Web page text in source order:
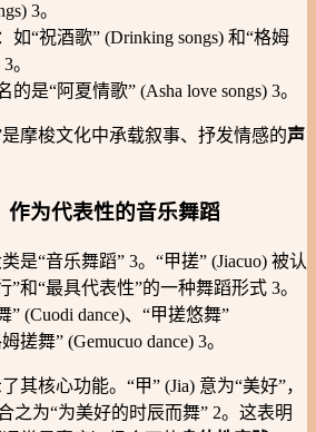
3。
：如“祝酒歌” (Drinking songs) 和“格姆
。
的是“阿夏情歌” (Asha love songs) 3。
摩梭文化中承载叙事、抒发情感的声
作为代表性的音乐舞蹈
是“音乐舞蹈” 3。“甲搓” (Jiacuo) 被认
”和“最具代表性”的一种舞蹈形式 3。
(Cuodi dance)、“甲搓悠舞”
搓舞” (Gemucuo dance) 3。
其核心功能。“甲” (Jia) 意为“美好”，
之为“为美好的时辰而舞” 2。这表明